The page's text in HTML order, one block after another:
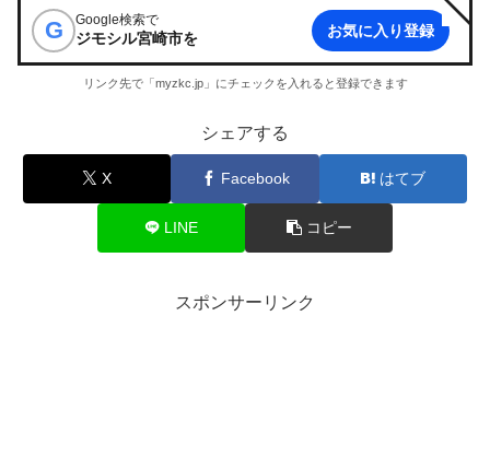
G Google検索で
ジモシル宮崎市を お気に入り登録
リンク先で「myzkc.jp」にチェックを入れると登録できます
シェアする
X Facebook はてブ
LINE コピー
スポンサーリンク